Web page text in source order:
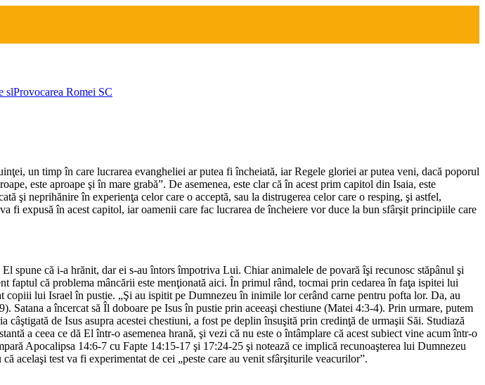
slProvocarea Romei SC
un timp în care lucrarea evangheliei ar putea fi încheiată, iar Regele gloriei ar putea veni, dacă poporul
este aproape şi în mare grabă”. De asemenea, este clar că în acest prim capitol din Isaia, este
şi neprihănire în experienţa celor care o acceptă, sau la distrugerea celor care o resping, şi astfel,
fi expusă în acest capitol, iar oamenii care fac lucrarea de încheiere vor duce la bun sfârşit principiile care
spune că i-a hrănit, dar ei s-au întors împotriva Lui. Chiar animalele de povară îşi recunosc stăpânul şi
faptul că problema mâncării este menţionată aici. În primul rând, tocmai prin cedarea în faţa ispitei lui
copiii lui Israel în pustie. „Şi au ispitit pe Dumnezeu în inimile lor cerând carne pentru pofta lor. Da, au
a încercat să Îl doboare pe Isus în pustie prin aceeaşi chestiune (Matei 4:3-4). Prin urmare, putem
de Isus asupra acestei chestiuni, a fost pe deplin însuşită prin credinţă de urmaşii Săi. Studiază
a ceea ce dă El într-o asemenea hrană, şi vezi că nu este o întâmplare că acest subiect vine acum într-o
Apocalipsa 14:6-7 cu Fapte 14:15-17 şi 17:24-25 şi notează ce implică recunoaşterea lui Dumnezeu
acelaşi test va fi experimentat de cei „peste care au venit sfârşiturile veacurilor”.